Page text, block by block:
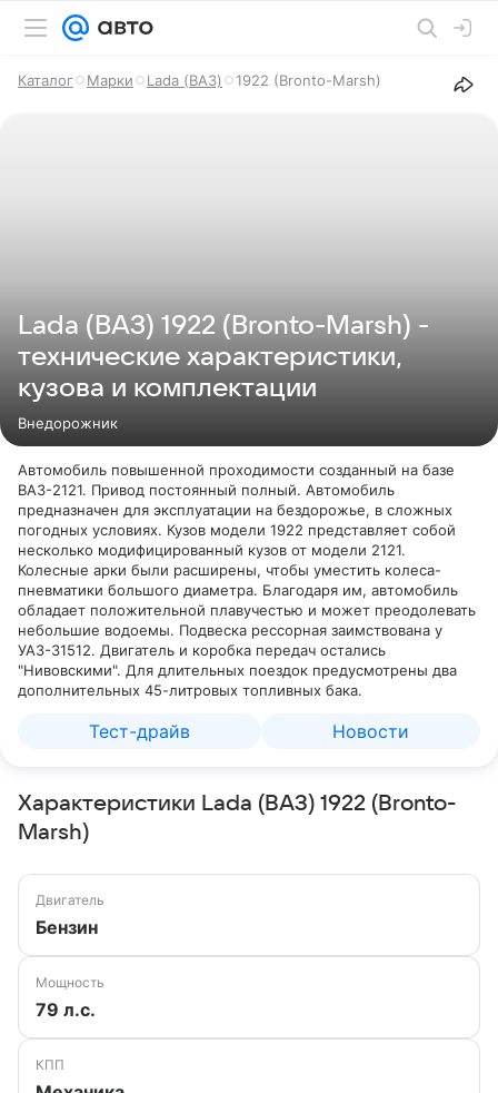
Каталог Марки Lada (ВАЗ) 1922 (Bronto-Marsh)
Lada (ВАЗ) 1922 (Bronto-Marsh) -
технические характеристики,
кузова и комплектации
Внедорожник
Автомобиль повышенной проходимости созданный на базе
ВАЗ-2121. Привод постоянный полный. Автомобиль
предназначен для эксплуатации на бездорожье, в сложных
погодных условиях. Кузов модели 1922 представляет собой
несколько модифицированный кузов от модели 2121.
Колесные арки были расширены, чтобы уместить колеса-
пневматики большого диаметра. Благодаря им, автомобиль
обладает положительной плавучестью и может преодолевать
небольшие водоемы. Подвеска рессорная заимствована у
УАЗ-31512. Двигатель и коробка передач остались
"Нивовскими". Для длительных поездок предусмотрены два
дополнительных 45-литровых топливных бака.
Тест-драйв Новости
Характеристики Lada (ВАЗ) 1922 (Bronto-
Marsh)
Двигатель
Бензин
Мощность
79 л.с.
КПП